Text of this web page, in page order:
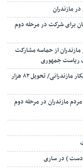
برای شرکت در مرحله دوم
مازندران از حماسه مشارکت
ریاست جمهوری
واریز ۵ هزار میلیارد ریال به حساب کشاورزان گندمکار مازندرانی/ تحویل ۸۲ هزار
مازندران در مرحله دوم
دست ) در ساری